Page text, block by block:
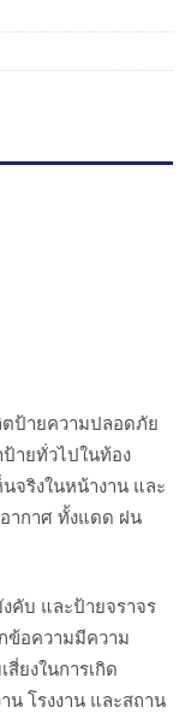
ป้ายความปลอดภัย
ายทั่วไปในท้อง
จริงในหน้างาน และ
ากาศ ทั้งแดด ฝน
คับ และป้ายจราจร
ข้อความมีความ
ยงในการเกิด
โรงงาน และสถาน